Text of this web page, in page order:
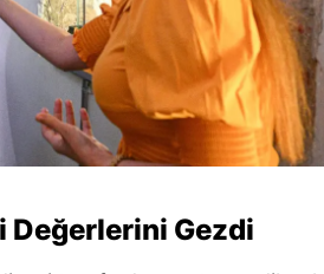
Değerlerini Gezdi